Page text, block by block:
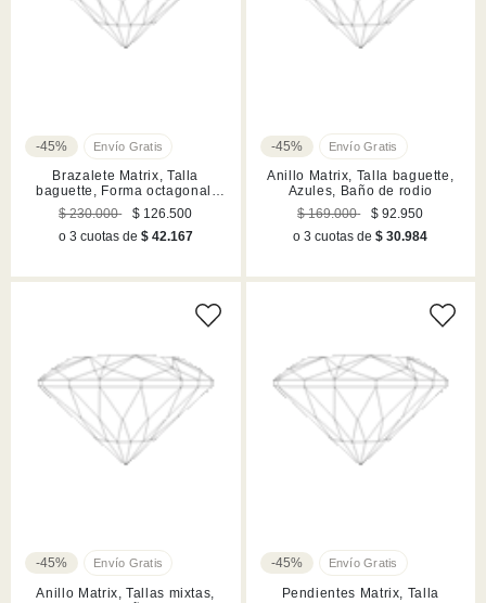
-45%
Brazalete Matrix, Talla
baguette, Forma octagonal,
Rosa, Acabado en tono oro
$ 230.000
$ 126.500
o 3 cuotas de $ 42.167
-45%
Anillo Matrix, Talla baguette,
Azules, Baño de rodio
$ 169.000
$ 92.950
o 3 cuotas de$ 30.984
-45%
Anillo Matrix, Tallas mixtas,
-45%
Pendientes Matrix, Talla